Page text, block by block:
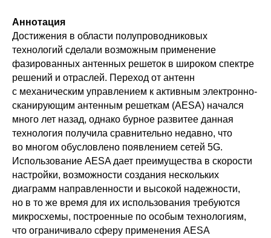
Аннотация
Достижения в области полупроводниковых
технологий сделали возможным применение
фазированных антенных решеток в широком спектре
решений и отраслей. Переход от антенн
с механическим управлением к активным электронно-
сканирующим антенным решеткам (AESA) начался
много лет назад, однако бурное развитее данная
технология получила сравнительно недавно, что
во многом обусловлено появлением сетей 5G.
Использование AESA дает преимущества в скорости
настройки, возможности создания нескольких
диаграмм направленности и высокой надежности,
но в то же время для их использования требуются
микросхемы, построенные по особым технологиям,
что ограничивало сферу применения AESA